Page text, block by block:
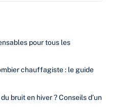
pour tous les
chauffagiste : le guide
bruit en hiver ? Conseils d’un